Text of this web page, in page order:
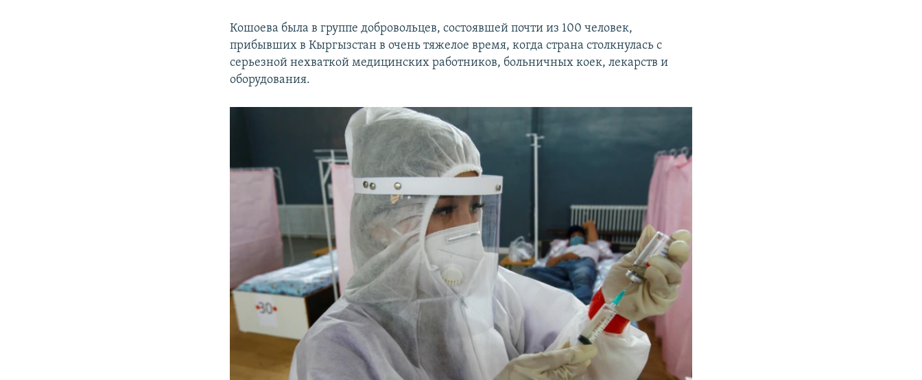
Кошоева была в группе добровольцев, состоявшей почти из 100 человек,
прибывших в Кыргызстан в очень тяжелое время, когда страна столкнулась с
серьезной нехваткой медицинских работников, больничных коек, лекарств и
оборудования.